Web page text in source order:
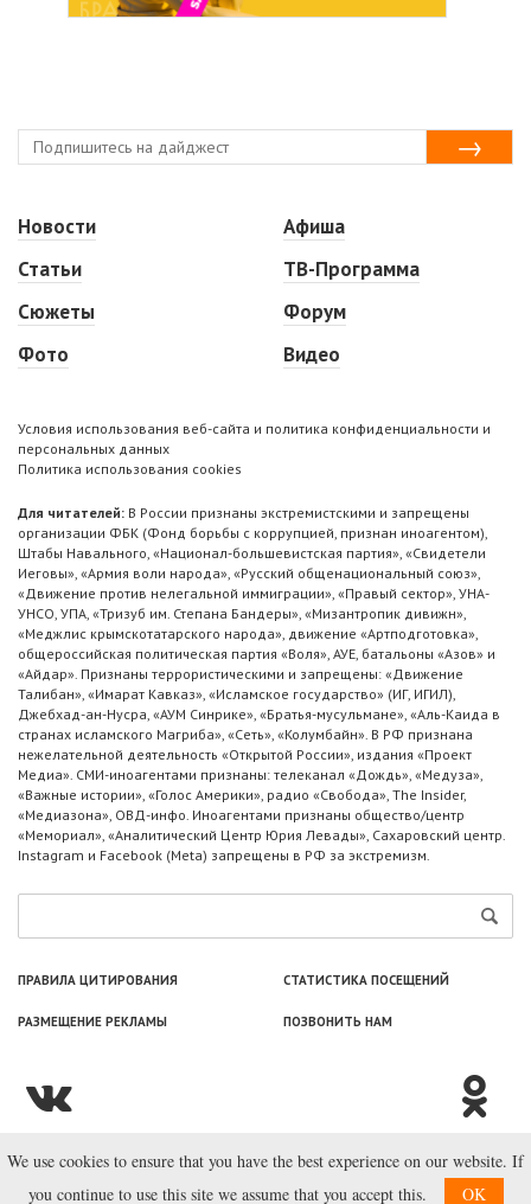
Новости
Статьи
Сюжеты
Фото
Афиша
ТВ-Программа
Форум
Видео
Условия использования веб-сайта и политика конфиденциальности и
персональных данных
Политика использования cookies
Для читателей: В России признаны экстремистскими и запрещены
организации ФБК (Фонд борьбы с коррупцией, признан иноагентом),
Штабы Навального, «Национал-большевистская партия», «Свидетели
Иеговы», «Армия воли народа», «Русский общенациональный союз»,
«Движение против нелегальной иммиграции», «Правый сектор», УНА-
УНСО, УПА, «Тризуб им. Степана Бандеры», «Мизантропик дивижн»,
«Меджлис крымскотатарского народа», движение «Артподготовка»,
общероссийская политическая партия «Воля», АУЕ, батальоны «Азов» и
«Айдар». Признаны террористическими и запрещены: «Движение
Талибан», «Имарат Кавказ», «Исламское государство» (ИГ, ИГИЛ),
Джебхад-ан-Нусра, «АУМ Синрике», «Братья-мусульмане», «Аль-Каида в
странах исламского Магриба», «Сеть», «Колумбайн». В РФ признана
нежелательной деятельность «Открытой России», издания «Проект
Медиа». СМИ-иноагентами признаны: телеканал «Дождь», «Медуза»,
«Важные истории», «Голос Америки», радио «Свобода», The Insider,
«Медиазона», ОВД-инфо. Иноагентами признаны общество/центр
«Мемориал», «Аналитический Центр Юрия Левады», Сахаровский центр.
Instagram и Facebook (Metа) запрещены в РФ за экстремизм.
ПРАВИЛА ЦИТИРОВАНИЯ СТАТИСТИКА ПОСЕЩЕНИЙ
РАЗМЕЩЕНИЕ РЕКЛАМЫ ПОЗВОНИТЬ НАМ
© ООО «Лаборатория Новоcтей», 2003—2026.
We use cookies to ensure that you have the best experience on our website. If
you continue to use this site we assume that you accept this.
OK